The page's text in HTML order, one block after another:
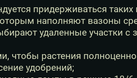
придерживаться таких
наполняют вазоны
удаленные участки
растения полноценно
удобрений;